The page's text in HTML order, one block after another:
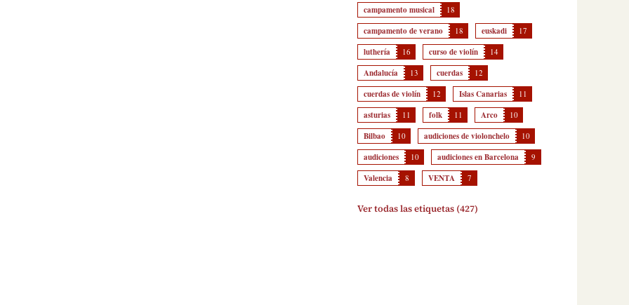
campamento musical 18
campamento de verano 18 euskadi 17
luthería 16 curso de violín 14
Andalucía 13 cuerdas 12
cuerdas de violín 12 Islas Canarias 11
asturias 11 folk 11 Arco 10
Bilbao 10 audiciones de violonchelo 10
audiciones 10 audiciones en Barcelona 9
Valencia 8 VENTA 7
Ver todas las etiquetas (427)